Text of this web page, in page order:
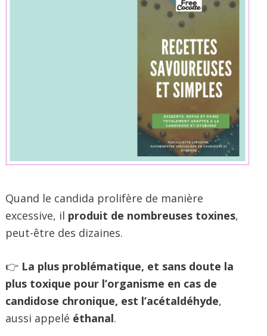
Quand le candida prolifère de manière
excessive, il produit de nombreuses toxines,
peut-être des dizaines.
👉 La plus problématique, et sans doute la
plus toxique pour l’organisme en cas de
candidose chronique, est l’acétaldéhyde,
aussi appelé éthanal.